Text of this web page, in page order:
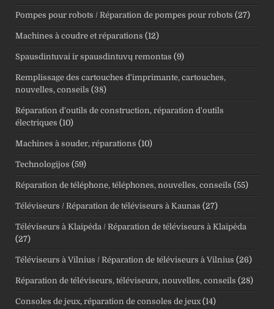
Pompes pour robots / Réparation de pompes pour robots (27)
Machines à coudre et réparations (12)
Spausdintuvai ir spausdintuvų remontas (9)
Remplissage des cartouches d'imprimante, cartouches,
nouvelles, conseils (38)
Réparation d'outils de construction, réparation d'outils
électriques (10)
Machines à souder, réparations (10)
Technologijos (59)
Réparation de téléphone, téléphones, nouvelles, conseils (55)
Téléviseurs / Réparation de téléviseurs à Kaunas (27)
Téléviseurs à Klaipėda / Réparation de téléviseurs à Klaipėda
(27)
Téléviseurs à Vilnius / Réparation de téléviseurs à Vilnius (26)
Réparation de téléviseurs, téléviseurs, nouvelles, conseils (28)
Consoles de jeux, réparation de consoles de jeux(14)